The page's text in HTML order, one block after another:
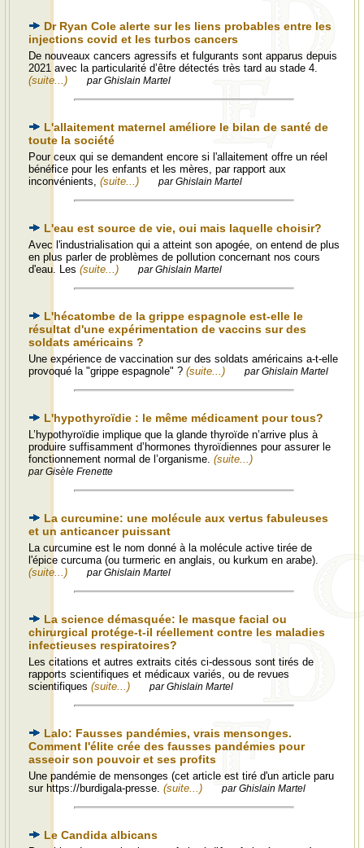
Dr Ryan Cole alerte sur les liens probables entre les
injections covid et les turbos cancers
De nouveaux cancers agressifs et fulgurants sont apparus depuis
2021 avec la particularité d’être détectés très tard au stade 4.
(suite...)
par Ghislain Martel
L'allaitement maternel améliore le bilan de santé de
toute la société
Pour ceux qui se demandent encore si l'allaitement offre un réel
bénéfice pour les enfants et les mères, par rapport aux
inconvénients, (suite...) par Ghislain Martel
L'eau est source de vie, oui mais laquelle choisir?
Avec l'industrialisation qui a atteint son apogée, on entend de plus
en plus parler de problèmes de pollution concernant nos cours
d'eau. Les (suite...) par Ghislain Martel
L'hécatombe de la grippe espagnole est-elle le
résultat d'une expérimentation de vaccins sur des
soldats américains ?
Une expérience de vaccination sur des soldats américains a-t-elle
provoqué la "grippe espagnole" ? (suite...) par Ghislain Martel
L'hypothyroïdie : le même médicament pour tous?
L’hypothyroïdie implique que la glande thyroïde n’arrive plus à
produire suffisamment d’hormones thyroïdiennes pour assurer le
fonctionnement normal de l’organisme. (suite...)
par Gisèle Frenette
La curcumine: une molécule aux vertus fabuleuses
et un anticancer puissant
La curcumine est le nom donné à la molécule active tirée de
l'épice curcuma (ou turmeric en anglais, ou kurkum en arabe).
(suite...)
par Ghislain Martel
La science démasquée: le masque facial ou
chirurgical protége-t-il réellement contre les maladies
infectieuses respiratoires?
Les citations et autres extraits cités ci-dessous sont tirés de
rapports scientifiques et médicaux variés, ou de revues
scientifiques (suite...) par Ghislain Martel
Lalo: Fausses pandémies, vrais mensonges.
Comment l'élite crée des fausses pandémies pour
asseoir son pouvoir et ses profits
Une pandémie de mensonges (cet article est tiré d'un article paru
sur https://burdigala-presse. (suite...) par Ghislain Martel
Le Candida albicans